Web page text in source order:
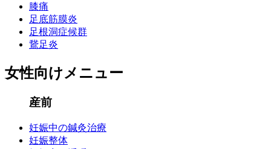
膝痛
足底筋膜炎
足根洞症候群
鵞足炎
女性向けメニュー
産前
妊娠中の鍼灸治療
妊娠整体